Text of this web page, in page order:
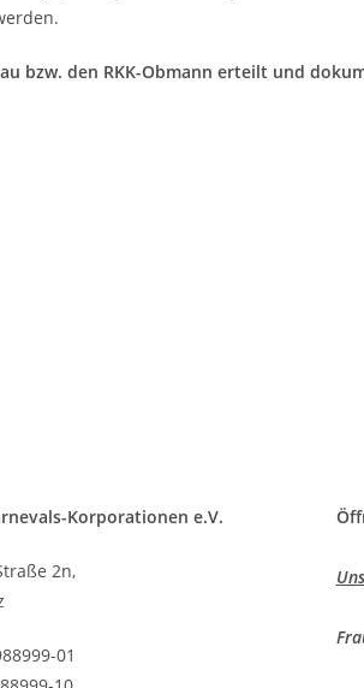
bzw. den RKK-Obmann erteilt und
Korporationen e.V.
2n,
01